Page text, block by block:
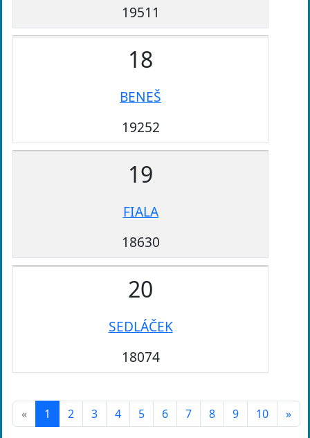
19511
18
BENEŠ
19252
19
FIALA
18630
20
SEDLÁČEK
18074
« 1 2 3 4 5 6 7 8 9 10 »